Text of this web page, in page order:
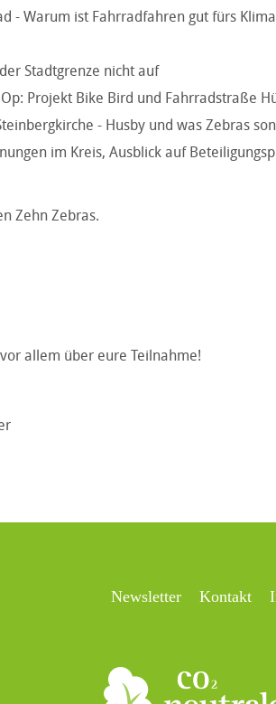
- Warum ist Fahrradfahren gut fürs
Stadtgrenze nicht auf
Projekt Bike Bird und Fahrradstraße
- Husby und was Zebras
im Kreis, Ausblick auf
Zehn Zebras.
allem über eure Teilnahme!
Newsletter Kontakt